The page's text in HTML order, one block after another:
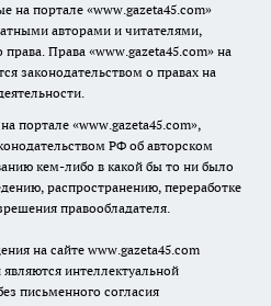
портале «www.gazeta45.com»
авторами и читателями,
Права «www.gazeta45.com» на
законодательством о правах на
портале «www.gazeta45.com»,
РФ об авторском
кем-либо в какой бы то ни было
распространению, переработке
правообладателя.
на сайте www.gazeta45.com
интеллектуальной
письменного согласия